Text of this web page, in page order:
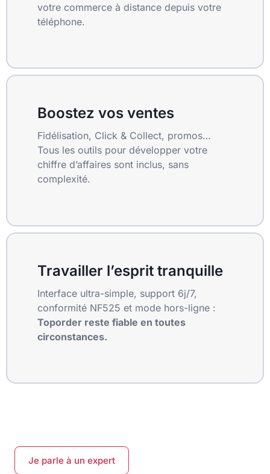
votre commerce à distance depuis votre
téléphone.
Boostez vos ventes
Fidélisation, Click & Collect, promos…
Tous les outils pour développer votre
chiffre d’affaires sont inclus, sans
complexité.
Travailler l’esprit tranquille
Interface ultra-simple, support 6j/7,
conformité NF525 et mode hors-ligne :
Toporder reste fiable en toutes
circonstances.
Je parle à un expert